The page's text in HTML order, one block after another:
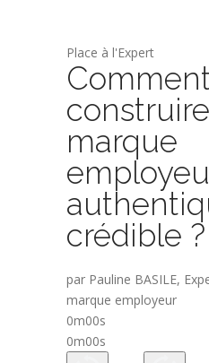
Place à l'Expert
marque
crédible ?
par Pauline BASILE,
marque employeur
0m00s
0m00s